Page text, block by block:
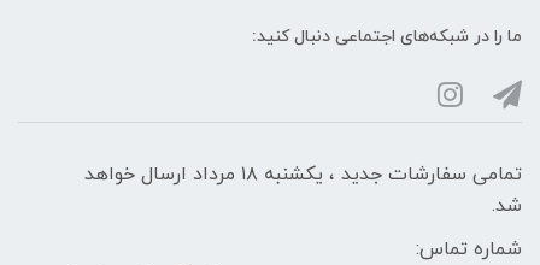
ما را در شبکه‌های اجتماعی دنبال کنید:
تمامی سفارشات جدید ، یکشنبه ۱۸ مرداد ارسال خواهد
شد.
شماره تماس: